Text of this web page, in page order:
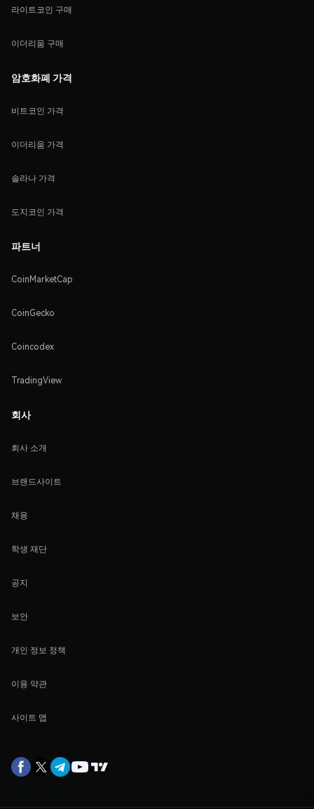
라이트코인 구매
이더리움 구매
암호화폐 가격
비트코인 가격
이더리움 가격
솔라나 가격
도지코인 가격
파트너
CoinMarketCap
CoinGecko
Coincodex
TradingView
회사
회사 소개
브랜드사이트
채용
학생 재단
공지
보안
개인 정보 정책
이용 약관
사이트 맵